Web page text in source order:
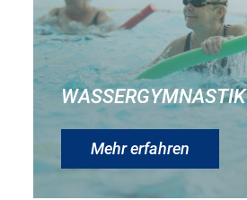
WASSERGYMNASTIK
Mehr erfahren